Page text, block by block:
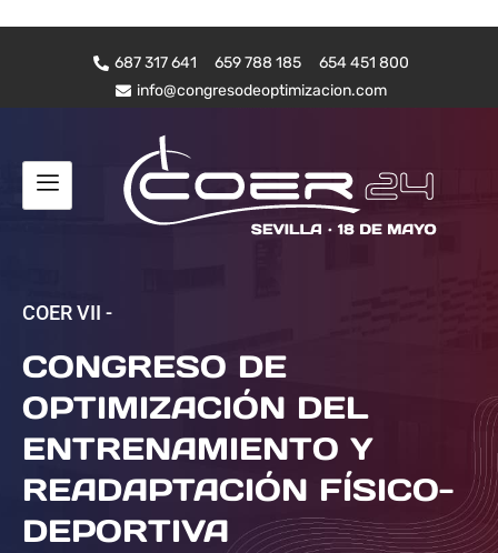
687 317 641 659 788 185
654 451 800
info@congresodeoptimizacion.com
COER VII -
CONGRESO DE
OPTIMIZACIÓN DEL
ENTRENAMIENTO Y
READAPTACIÓN FÍSICO-
DEPORTIVA